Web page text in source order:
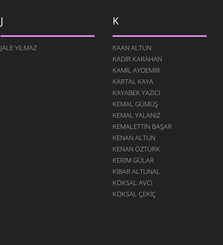
J
JALE YILMAZ
K
KAAN ALTUN
KADIR KARAHAN
KAMIL AYDEMIR
KARTAL KAYA
KAYABEK YAZICI
KEMAL GÜMÜŞ
KEMAL YALANIZ
KEMALETTIN BAŞAR
KENAN ALTUN
KENAN ÖZTÜRK
KERIM GÜLAR
KIBAR ALTUNAL
KÖKSAL AVCI
KÖKSAL ÇEKIÇ